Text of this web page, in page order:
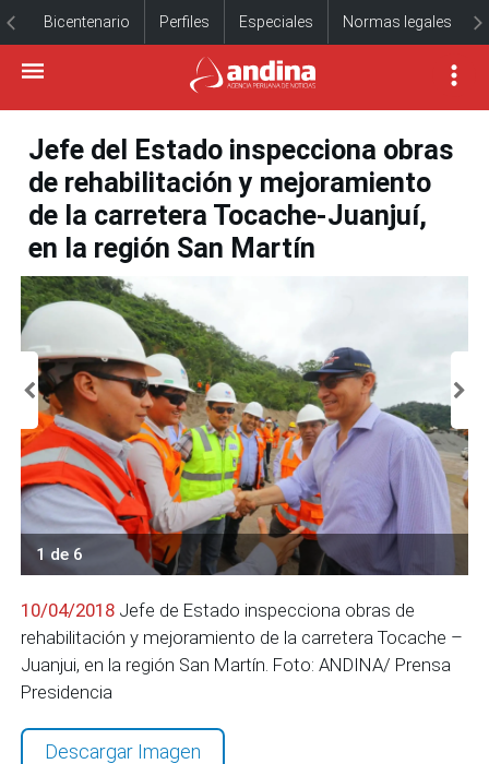
Bicentenario Perfiles Especiales Normas legales
Jefe del Estado inspecciona obras
de rehabilitación y mejoramiento
de la carretera Tocache-Juanjuí,
en la región San Martín
1 de 6
10/04/2018 Jefe de Estado inspecciona obras de
rehabilitación y mejoramiento de la carretera Tocache –
Juanjui, en la región San Martín. Foto: ANDINA/ Prensa
Presidencia
Descargar Imagen